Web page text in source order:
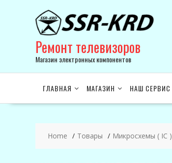
Ремонт телевизоров
Магазин электронных компонентов
ГЛАВНАЯ МАГАЗИН НАШ СЕРВИС
Home Товары Микросхемы ( IC )